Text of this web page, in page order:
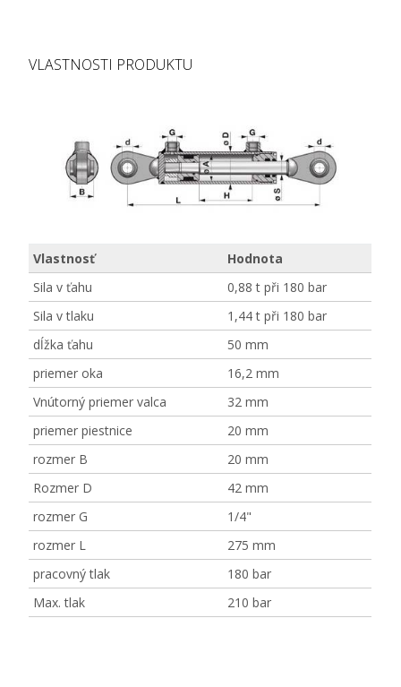
VLASTNOSTI PRODUKTU
Vlastnosť
Hodnota
Sila v ťahu
0,88 t při 180 bar
Sila v tlaku
1,44 t při 180 bar
dĺžka ťahu
50 mm
priemer oka
16,2 mm
Vnútorný priemer valca
32 mm
priemer piestnice
20 mm
rozmer B
20 mm
Rozmer D
42 mm
rozmer G
1/4"
rozmer L
275 mm
pracovný tlak
180 bar
Max. tlak
210 bar